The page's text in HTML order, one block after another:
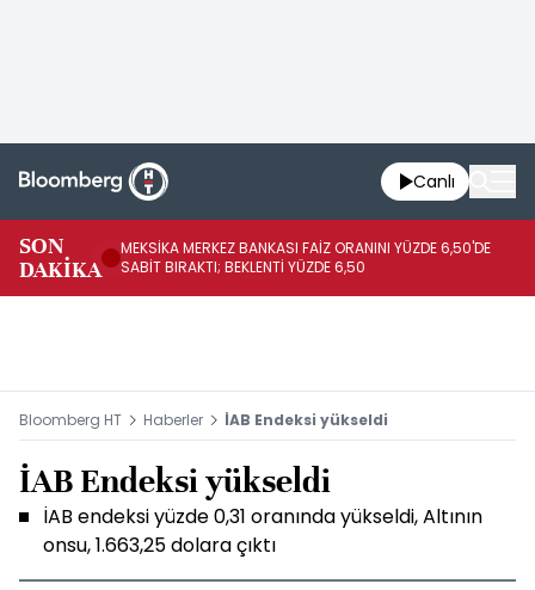
Canlı
SON
DAKİKA
MEKSİKA MERKEZ BANKASI FAİZ ORANINI YÜZDE 6,50'DE
SABİT BIRAKTI; BEKLENTİ YÜZDE 6,50
Bloomberg HT Haberler İAB Endeksi yükseldi
İAB Endeksi yükseldi
İAB endeksi yüzde 0,31 oranında yükseldi, Altının
onsu, 1.663,25 dolara çıktı